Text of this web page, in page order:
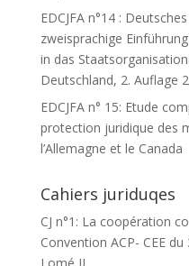
EDCJFA n°14 :
zweisprachige
in das
Deutschland, 2. Auflage
EDCJFA n° 15: Etude
protection juridique des
l’Allemagne et le Canada
Cahiers juriduqes
CJ n°1: La coopération
Convention ACP- CEE